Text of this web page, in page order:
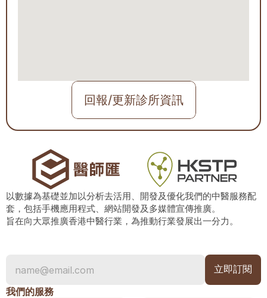
回報/更新診所資訊
以數據為基礎並加以分析去活用、開發及優化我們的中醫服務配
套，包括手機應用程式、網站開發及多媒體宣傳推廣。
旨在向大眾推廣香港中醫行業，為推動行業發展出一分力。
我們的服務